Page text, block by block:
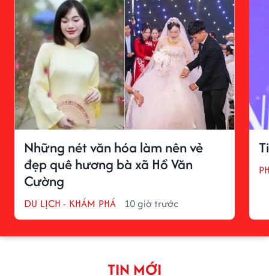
Những nét văn hóa làm nên vẻ
đẹp quê hương bà xã Hồ Văn
Cường
DU LỊCH - KHÁM PHÁ 10 giờ trước
TIN MỚI